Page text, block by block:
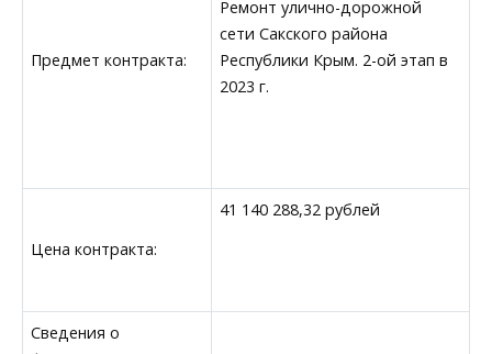
Предмет контракта:
Ремонт улично-дорожной
сети Сакского района
Республики Крым. 2-ой этап в
2023 г.
Цена контракта:
41 140 288,32 рублей
Сведения о